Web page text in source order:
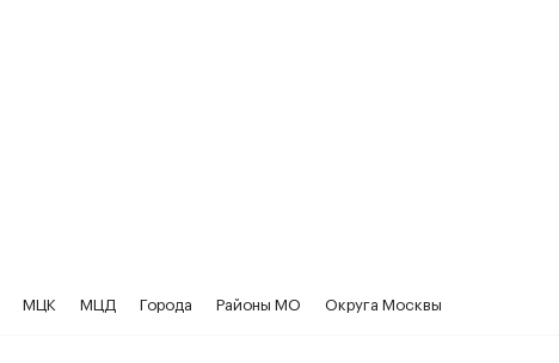
МЦК МЦД Города Районы МО Округа Москвы